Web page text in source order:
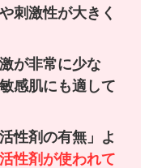
刺激性が大きく
が非常に少な
感肌にも適して
性剤の有無」よ
性剤が使われて